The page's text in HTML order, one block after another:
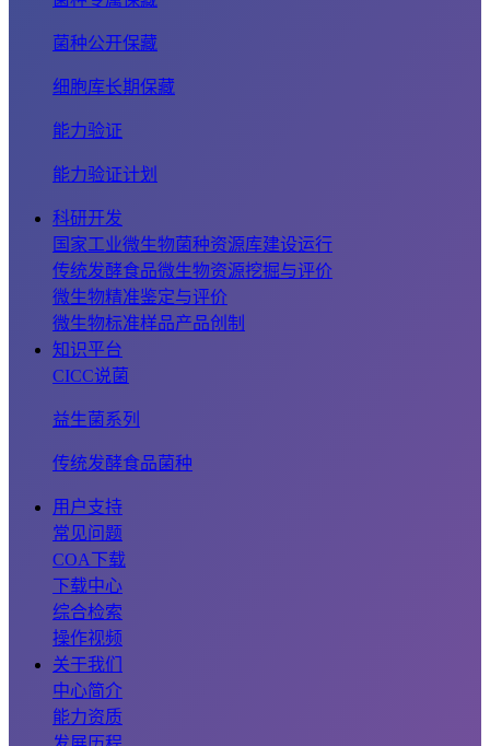
菌种公开保藏
细胞库长期保藏
能力验证
能力验证计划
科研开发
国家工业微生物菌种资源库建设运行
传统发酵食品微生物资源挖掘与评价
微生物精准鉴定与评价
微生物标准样品产品创制
知识平台
CICC说菌
益生菌系列
传统发酵食品菌种
用户支持
常见问题
COA下载
下载中心
综合检索
操作视频
关于我们
中心简介
能力资质